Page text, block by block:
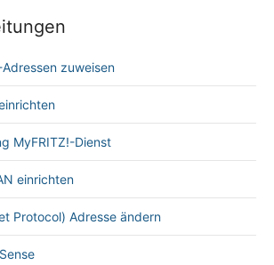
zuweisen
MyFRITZ!-Dienst
einrichten
Protocol) Adresse ändern